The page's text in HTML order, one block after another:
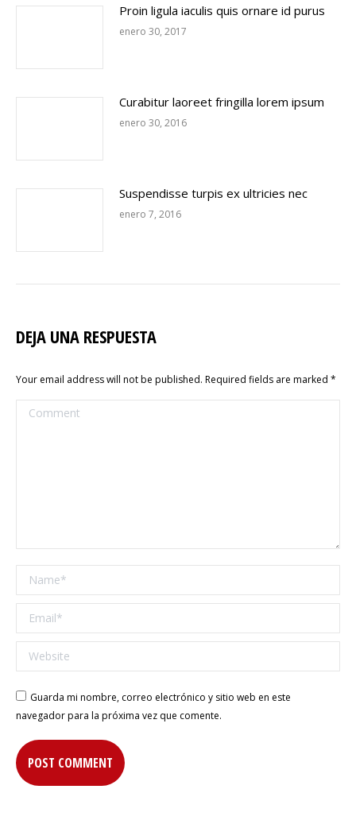
Proin ligula iaculis quis ornare id purus
enero 30, 2017
Curabitur laoreet fringilla lorem ipsum
enero 30, 2016
Suspendisse turpis ex ultricies nec
enero 7, 2016
DEJA UNA RESPUESTA
Your email address will not be published. Required fields are marked *
Comment
Name *
Email *
Website
Guarda mi nombre, correo electrónico y sitio web en este
navegador para la próxima vez que comente.
POST COMMENT